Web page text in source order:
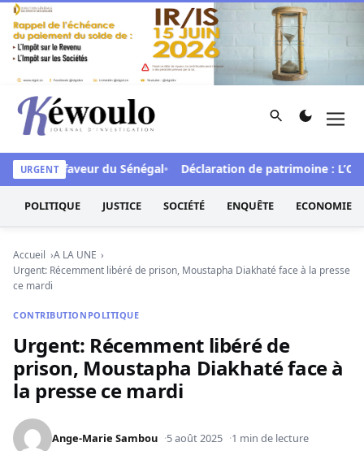
Aller au contenu
Kéwoulo, le premier site d'information et d'investigation
Rechercher
URGENT
en faveur du Sénégal Déclaration de patrimoine :
POLITIQUE JUSTICE SOCIÉTÉ ENQUÊTE ECONOMIE
Accueil
A LA UNE
Urgent: Récemment libéré de prison, Moustapha Diakhaté face à la presse
ce mardi
CONTRIBUTION POLITIQUE
Urgent: Récemment libéré de
prison, Moustapha Diakhaté face à
la presse ce mardi
Ange-Marie Sambou 5 août 2025 1 min de lecture